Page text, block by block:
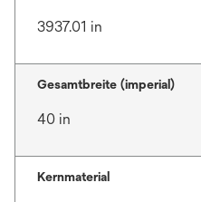
3937.01 in
Gesamtbreite (imperial)
40 in
Kernmaterial